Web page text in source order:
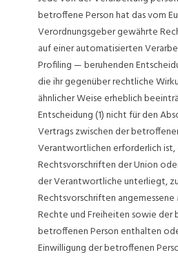
betroffene Person hat das vom
Verordnungsgeber gewährte
auf einer automatisierten
Profiling — beruhenden
die ihr gegenüber rechtliche
ähnlicher Weise erheblich
Entscheidung (1) nicht für den
Vertrags zwischen der
Verantwortlichen erforderlich ist,
Rechtsvorschriften der Union
der Verantwortliche unterliegt,
Rechtsvorschriften
Rechte und Freiheiten sowie
betroffenen Person enthalten
Einwilligung der betroffenen